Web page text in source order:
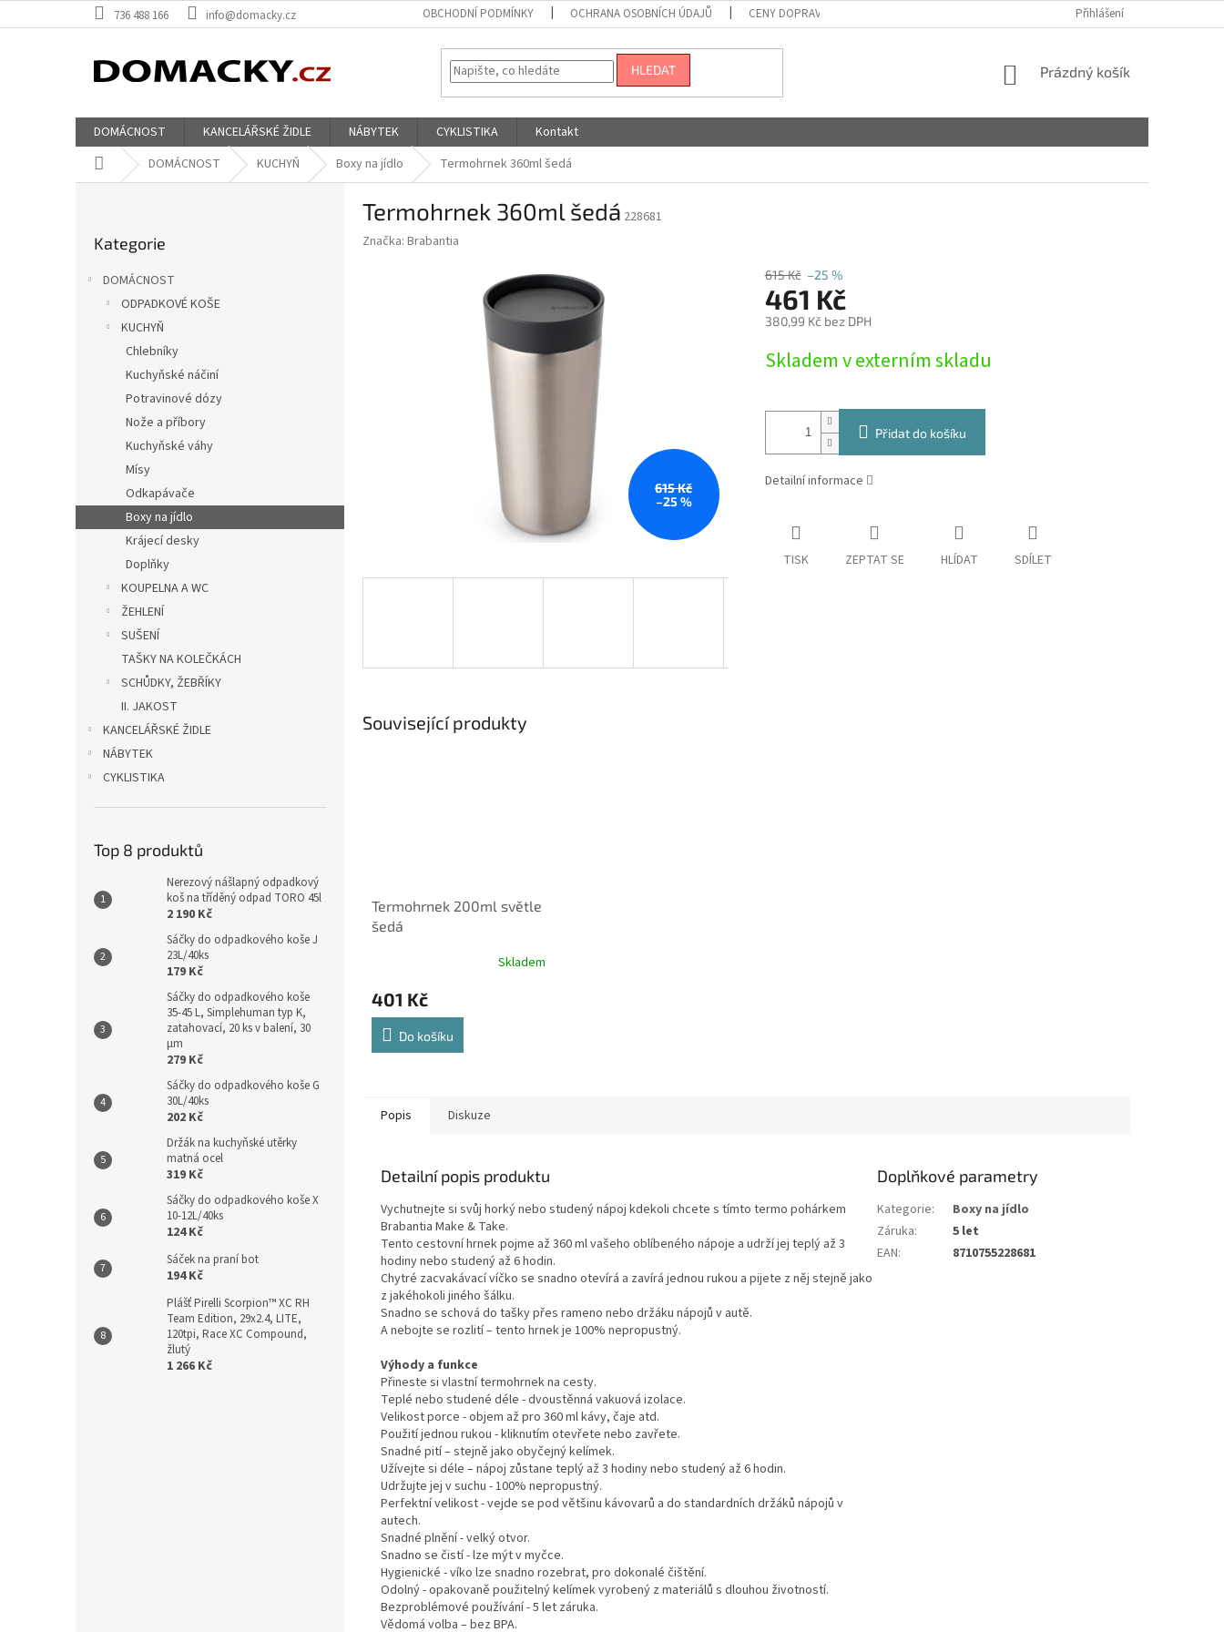
na
736 488 166 info@domacky.cz OBCHODNÍ PODMÍNKY OCHRANA OSOBNÍCH ÚDAJŮ CENY DOPRAVY Přihlášení
HLEDAT
NÁKUPNÍ
Prázdný košík
DOMÁCNOST KANCELÁŘSKÉ ŽIDLE NÁBYTEK CYKLISTIKA
Kontakt
Domů DOMÁCNOST KUCHYŇ Boxy na jídlo Termohrnek 360ml šedá
kategorie
Kategorie
DOMÁCNOST
ODPADKOVÉ KOŠE
KUCHYŇ
Chlebníky
Kuchyňské náčiní
Potravinové dózy
Nože a příbory
Kuchyňské váhy
Mísy
Odkapávače
Boxy na jídlo
Krájecí desky
Doplňky
KOUPELNA A WC
ŽEHLENÍ
SUŠENÍ
TAŠKY NA KOLEČKÁCH
SCHŮDKY, ŽEBŘÍKY
II. JAKOST
KANCELÁŘSKÉ ŽIDLE
NÁBYTEK
CYKLISTIKA
Top 8 produktů
Nerezový nášlapný odpadkový
koš na tříděný odpad TORO 45l
2 190 Kč
Sáčky do odpadkového koše J
23L/40ks
179 Kč
Sáčky do odpadkového koše
35-45 L, Simplehuman typ K,
zatahovací, 20 ks v balení, 30
µm
279 Kč
Sáčky do odpadkového koše G
30L/40ks
202 Kč
Držák na kuchyňské utěrky
matná ocel
319 Kč
Sáčky do odpadkového koše X
10-12L/40ks
124 Kč
Sáček na praní bot
194 Kč
Plášť Pirelli Scorpion™ XC RH
Team Edition, 29x2.4, LITE,
120tpi, Race XC Compound,
žlutý
1 266 Kč
Termohrnek 360ml šedá 228681
Značka: Brabantia
615 Kč
–25 %
615 Kč –25 %
461 Kč
380,99 Kč bez DPH
cena:
Skladem v externím skladu
Přidat do košíku
Detailní informace
TISK ZEPTAT SE HLÍDAT SDÍLET
Související produkty
Termohrnek 200ml světle
šedá
Skladem
401 Kč
Do košíku
Popis Diskuze
Detailní popis produktu
Vychutnejte si svůj horký nebo studený nápoj kdekoli chcete s tímto termo pohárkem
Brabantia Make & Take.
Tento cestovní hrnek pojme až 360 ml vašeho oblíbeného nápoje a udrží jej teplý až 3
hodiny nebo studený až 6 hodin.
Chytré zacvakávací víčko se snadno otevírá a zavírá jednou rukou a pijete z něj stejně jako
z jakéhokoli jiného šálku.
Snadno se schová do tašky přes rameno nebo držáku nápojů v autě.
A nebojte se rozlití – tento hrnek je 100% nepropustný.
Výhody a funkce
Přineste si vlastní termohrnek na cesty.
Teplé nebo studené déle - dvoustěnná vakuová izolace.
Velikost porce - objem až pro 360 ml kávy, čaje atd.
Použití jednou rukou - kliknutím otevřete nebo zavřete.
Snadné pití – stejně jako obyčejný kelímek.
Užívejte si déle – nápoj zůstane teplý až 3 hodiny nebo studený až 6 hodin.
Udržujte jej v suchu - 100% nepropustný.
Perfektní velikost - vejde se pod většinu kávovarů a do standardních držáků nápojů v
autech.
Snadné plnění - velký otvor.
Snadno se čistí - lze mýt v myčce.
Hygienické - víko lze snadno rozebrat, pro dokonalé čištění.
Odolný - opakovaně použitelný kelímek vyrobený z materiálů s dlouhou životností.
Bezproblémové používání - 5 let záruka.
Vědomá volba – bez BPA.
Doplňkové parametry
Kategorie:
Boxy na jídlo
Záruka:
5 let
EAN: 8710755228681